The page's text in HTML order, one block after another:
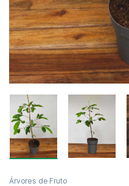
Árvores de Fruto